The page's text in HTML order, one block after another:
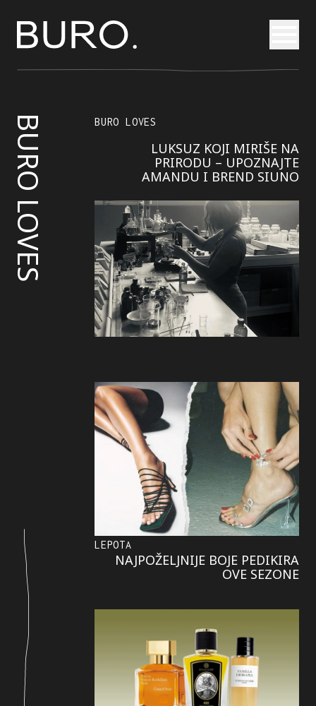
BURO LOVES BURO LOVES
LUKSUZ KOJI MIRIŠE NA
PRIRODU – UPOZNAJTE
AMANDU I BREND SIUNO
LEPOTA
NAJPOŽELJNIJE BOJE PEDIKIRA
OVE SEZONE